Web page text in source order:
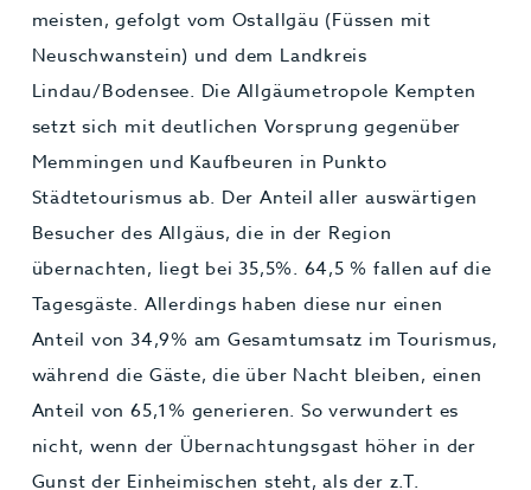
meisten, gefolgt vom Ostallgäu (Füssen mit
Neuschwanstein) und dem Landkreis
Lindau/Bodensee. Die Allgäumetropole Kempten
setzt sich mit deutlichen Vorsprung gegenüber
Memmingen und Kaufbeuren in Punkto
Städtetourismus ab. Der Anteil aller auswärtigen
Besucher des Allgäus, die in der Region
übernachten, liegt bei 35,5%. 64,5 % fallen auf die
Tagesgäste. Allerdings haben diese nur einen
Anteil von 34,9% am Gesamtumsatz im Tourismus,
während die Gäste, die über Nacht bleiben, einen
Anteil von 65,1% generieren. So verwundert es
nicht, wenn der Übernachtungsgast höher in der
Gunst der Einheimischen steht, als der z.T.